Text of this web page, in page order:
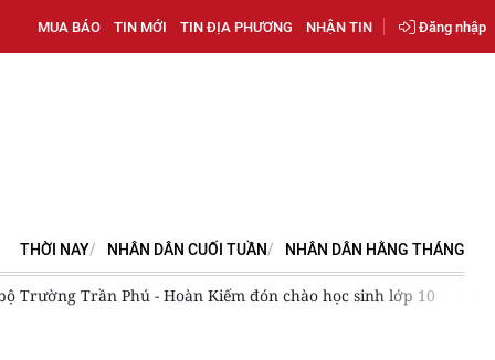
MUA BÁO TIN MỚI TIN ĐỊA PHƯƠNG NHẬN TIN Đăng nhập
THỜI NAY NHÂN DÂN CUỐI TUẦN NHÂN DÂN HẰNG THÁNG
Minh vinh danh tân khoa, đề cao trách nhiệm và giá trị phụng